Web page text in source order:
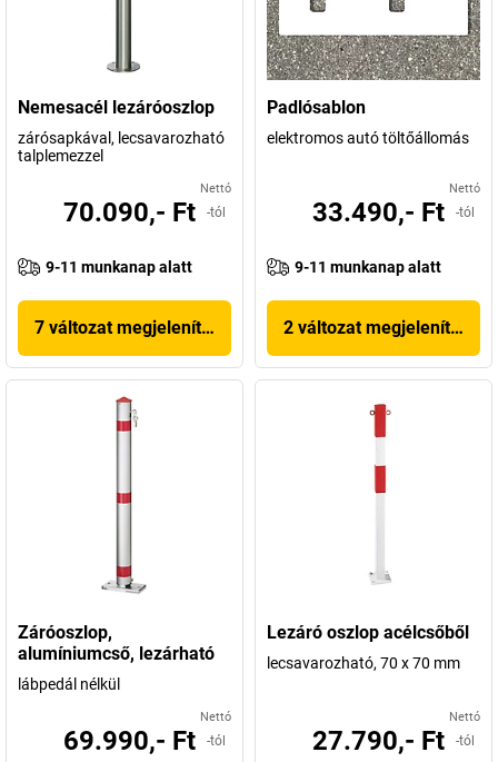
Nemesacél lezáróoszlop
zárósapkával, lecsavarozható
talplemezzel
Nettó
70.090,- Ft -tól
9-11 munkanap alatt
7 változat megjelenítése
Padlósablon
elektromos autó töltőállomás
Nettó
33.490,- Ft -tól
9-11 munkanap alatt
2 változat megjelenítése
Záróoszlop,
alumíniumcső, lezárható
lábpedál nélkül
Nettó
69.990,- Ft -tól
Lezáró oszlop acélcsőből
lecsavarozható, 70 x 70 mm
Nettó
27.790,- Ft -tól